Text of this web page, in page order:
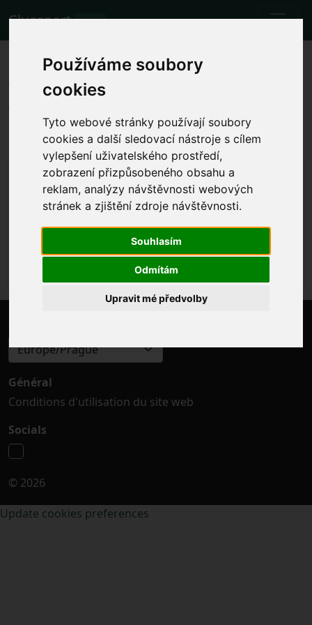
Používáme soubory
cookies
Tyto webové stránky používají soubory
cookies a další sledovací nástroje s cílem
vylepšení uživatelského prostředí,
zobrazení přizpůsobeného obsahu a
reklam, analýzy návštěvnosti webových
stránek a zjištění zdroje návštěvnosti.
Souhlasím
Odmítám
Upravit mé předvolby
Cluesport BETA
Les meilleurs billets d'avion et
tickets pour le match de
football Chelsea vs Aston Villa.
Matchs 24.9.2023 Chelsea - Aston Villa
Afficher l'heure locale du match
dim. 24.9.2023 l'heure sera déterminée
Stamford Bridge, London (England)
Premier League
L'événement a déjà eu lieu. Cependant, vous pouvez
essayer un autre événement.
Europe/Prague
Général
Conditions d'utilisation du site web
Socials
© 2026
Update cookies preferences